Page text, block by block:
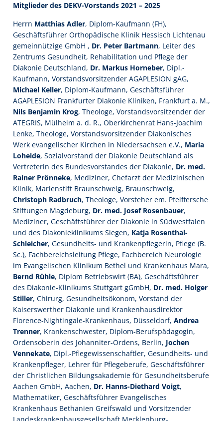
Mitglieder des DEKV-Vorstands 2021 – 2025
Herrn Matthias Adler, Diplom-Kaufmann (FH),
Geschäftsführer Orthopädische Klinik Hessisch Lichtenau
gemeinnützige GmbH , Dr. Peter Bartmann, Leiter des
Zentrums Gesundheit, Rehabilitation und Pflege der
Diakonie Deutschland, Dr. Markus Horneber, Dipl.-
Kaufmann, Vorstandsvorsitzender AGAPLESION gAG,
Michael Keller, Diplom-Kaufmann, Geschäftsführer
AGAPLESION Frankfurter Diakonie Kliniken, Frankfurt a. M.,
Nils Benjamin Krog, Theologe, Vorstandsvorsitzender der
ATEGRIS, Mülheim a. d. R., Oberkirchenrat Hans-Joachim
Lenke, Theologe, Vorstandsvorsitzender Diakonisches
Werk evangelischer Kirchen in Niedersachsen e.V., Maria
Loheide, Sozialvorstand der Diakonie Deutschland als
Vertreterin des Bundesvorstandes der Diakonie, Dr. med.
Rainer Prönneke, Mediziner, Chefarzt der Medizinischen
Klinik, Marienstift Braunschweig, Braunschweig,
Christoph Radbruch, Theologe, Vorsteher em. Pfeiffersche
Stiftungen Magdeburg, Dr. med. Josef Rosenbauer,
Mediziner, Geschäftsführer der Diakonie in Südwestfalen
und des Diakonieklinikums Siegen, Katja Rosenthal-
Schleicher, Gesundheits- und Krankenpflegerin, Pflege (B.
Sc.), Fachbereichsleitung Pflege, Fachbereich Neurologie
im Evangelischen Klinikum Bethel und Krankenhaus Mara,
Bernd Rühle, Diplom Betriebswirt (BA), Geschäftsführer
des Diakonie-Klinikums Stuttgart gGmbH, Dr. med. Holger
Stiller, Chirurg, Gesundheitsökonom, Vorstand der
Kaiserswerther Diakonie und Krankenhausdirektor
Florence-Nightingale-Krankenhaus, Düsseldorf, Andrea
Trenner, Krankenschwester, Diplom-Berufspädagogin,
Ordensoberin des Johanniter-Ordens, Berlin, Jochen
Vennekate, Dipl.-Pflegewissenschaftler, Gesundheits- und
Krankenpfleger, Lehrer für Pflegeberufe, Geschäftsführer
der Christlichen Bildungsakademie für Gesundheitsberufe
Aachen GmbH, Aachen, Dr. Hanns-Diethard Voigt,
Mathematiker, Geschäftsführer Evangelisches
Krankenhaus Bethanien Greifswald und Vorsitzender
Landeskrankenhausgesellschaft Mecklenburg-